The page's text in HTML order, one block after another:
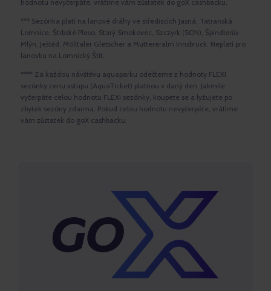
hodnotu nevyčerpáte, vrátíme vám zůstatek do goX cashbacku.
*** Sezónka platí na lanové dráhy ve střediscích Jasná, Tatranská
Lomnice, Štrbské Pleso, Starý Smokovec, Szczyrk (SON), Špindlerův
Mlýn, Ještěd, Mölltaler Gletscher a Muttereralm Innsbruck. Neplatí pro
lanovku na Lomnický Štít.
**** Za každou návštěvu aquaparku odečteme z hodnoty FLEXI
sezónky cenu vstupu (AquaTicket) platnou v daný den. Jakmile
vyčerpáte celou hodnotu FLEXI sezónky, koupete se a lyžujete po
zbytek sezóny zdarma. Pokud celou hodnotu nevyčerpáte, vrátíme
vám zůstatek do goX cashbacku.